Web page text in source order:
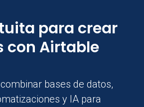
para crear
con Airtable
bases de datos,
y IA para